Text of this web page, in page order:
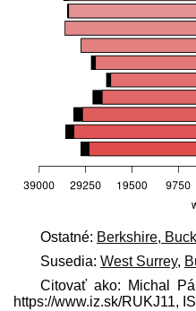
Ostatné: Berkshire,
Susedia: West Surrey,
Citovať ako: Michal
https://www.iz.sk/​RUKJ11,